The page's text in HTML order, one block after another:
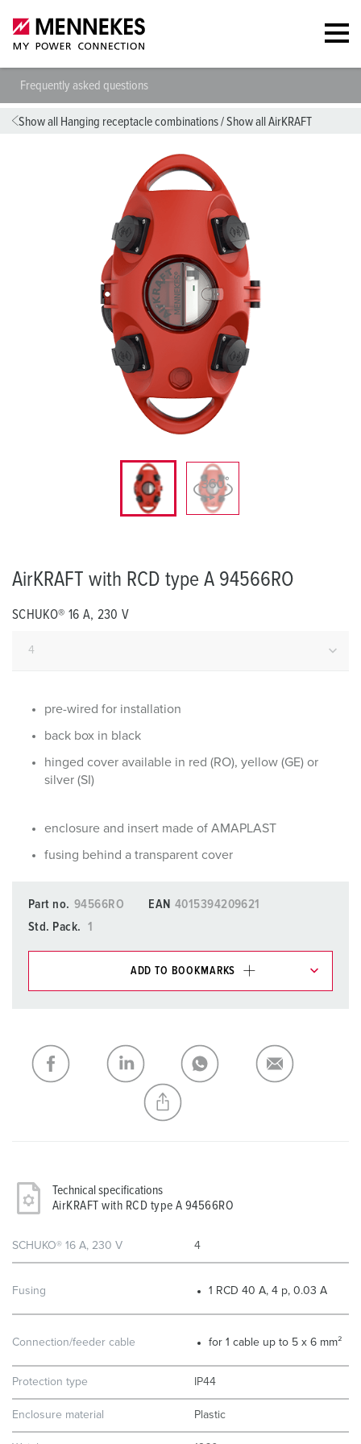
Frequently asked questions
Show all Hanging receptacle combinations/Show all AirKRAFT
AirKRAFT with RCD type A 94566RO
SCHUKO® 16 A, 230 V
pre-wired for installation
back box in black
hinged cover available in red (RO), yellow (GE) or
silver (SI)
enclosure and insert made of AMAPLAST
fusing behind a transparent cover
Part no. 94566RO EAN 4015394209621
Std. Pack.
1
ADD TO BOOKMARKS
My list ADD
CREATE A NEW LIST
Technical specifications
AirKRAFT with RCD type A 94566RO
SCHUKO® 16 A, 230 V 4
Fusing 1 RCD 40 A, 4 p, 0.03 A
Connection/feeder cable for 1 cable up to 5 x 6 mm²
Protection type IP44
Enclosure material Plastic